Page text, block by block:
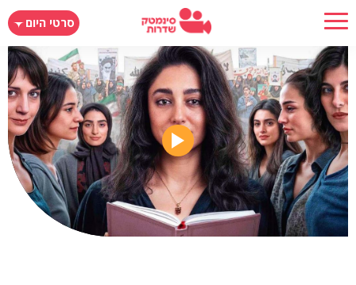
דילוג
לתוכן
העיקרי
סרטי היום